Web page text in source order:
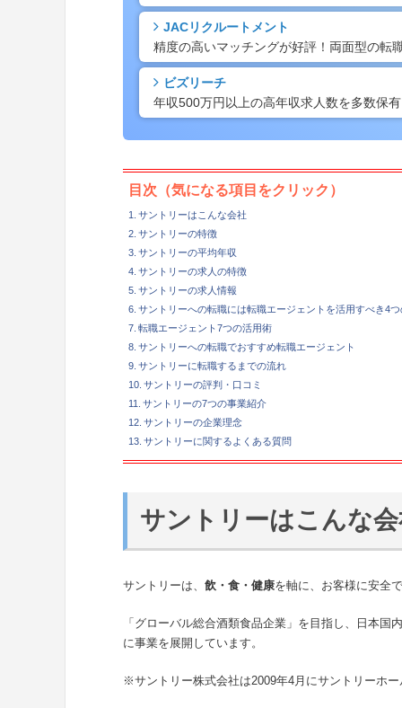
JACリクルートメント
精度の高いマッチングが好評！両面型の転
ビズリーチ
年収500万円以上の高年収求人数を多数保
目次（気になる項目をクリック）
サントリーはこんな会社
サントリーの特徴
サントリーの平均年収
サントリーの求人の特徴
サントリーの求人情報
サントリーへの転職には転職エージェントを活用すべき4
転職エージェント7つの活用術
サントリーへの転職でおすすめ転職エージェント
サントリーに転職するまでの流れ
サントリーの評判・口コミ
サントリーの7つの事業紹介
サントリーの企業理念
サントリーに関するよくある質問
サントリーはこんな
サントリーは、 飲・食・健康を軸に、お客様に安全
「グローバル総合酒類食品企業」を目指し、日本
に事業を展開しています。
※サントリー株式会社は2009年4月にサントリーホ